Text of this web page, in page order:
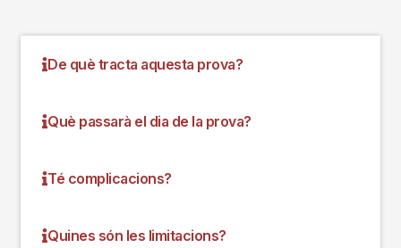
De què tracta aquesta prova?
Què passarà el dia de la prova?
Té complicacions?
Quines són les limitacions?